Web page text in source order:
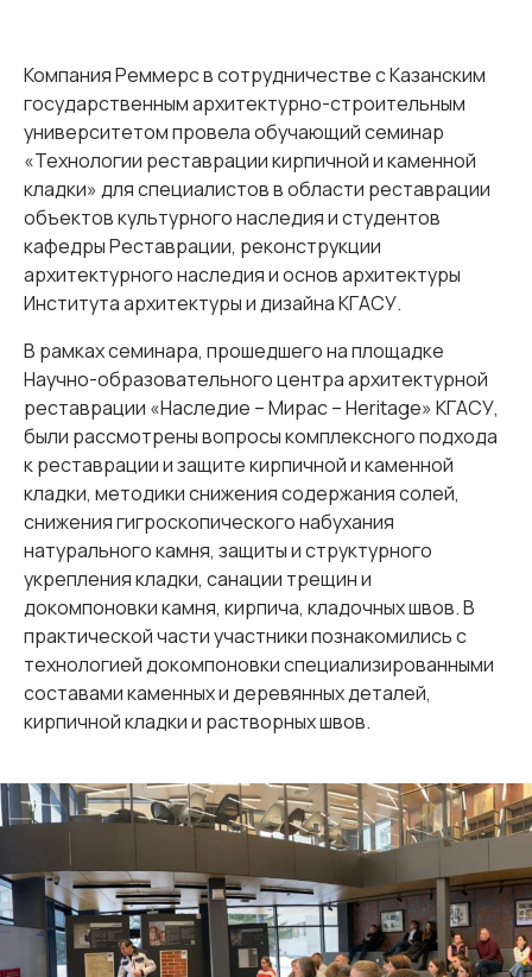
Компания Реммерс в сотрудничестве с Казанским
государственным архитектурно-строительным
университетом провела обучающий семинар
«Технологии реставрации кирпичной и каменной
кладки» для специалистов в области реставрации
объектов культурного наследия и студентов
кафедры Реставрации, реконструкции
архитектурного наследия и основ архитектуры
Института архитектуры и дизайна КГАСУ.
В рамках семинара, прошедшего на площадке
Научно-образовательного центра архитектурной
реставрации «Наследие – Мирас – Heritage» КГАСУ,
были рассмотрены вопросы комплексного подхода
к реставрации и защите кирпичной и каменной
кладки, методики снижения содержания солей,
снижения гигроскопического набухания
натурального камня, защиты и структурного
укрепления кладки, санации трещин и
докомпоновки камня, кирпича, кладочных швов. В
практической части участники познакомились с
технологией докомпоновки специализированными
составами каменных и деревянных деталей,
кирпичной кладки и растворных швов.